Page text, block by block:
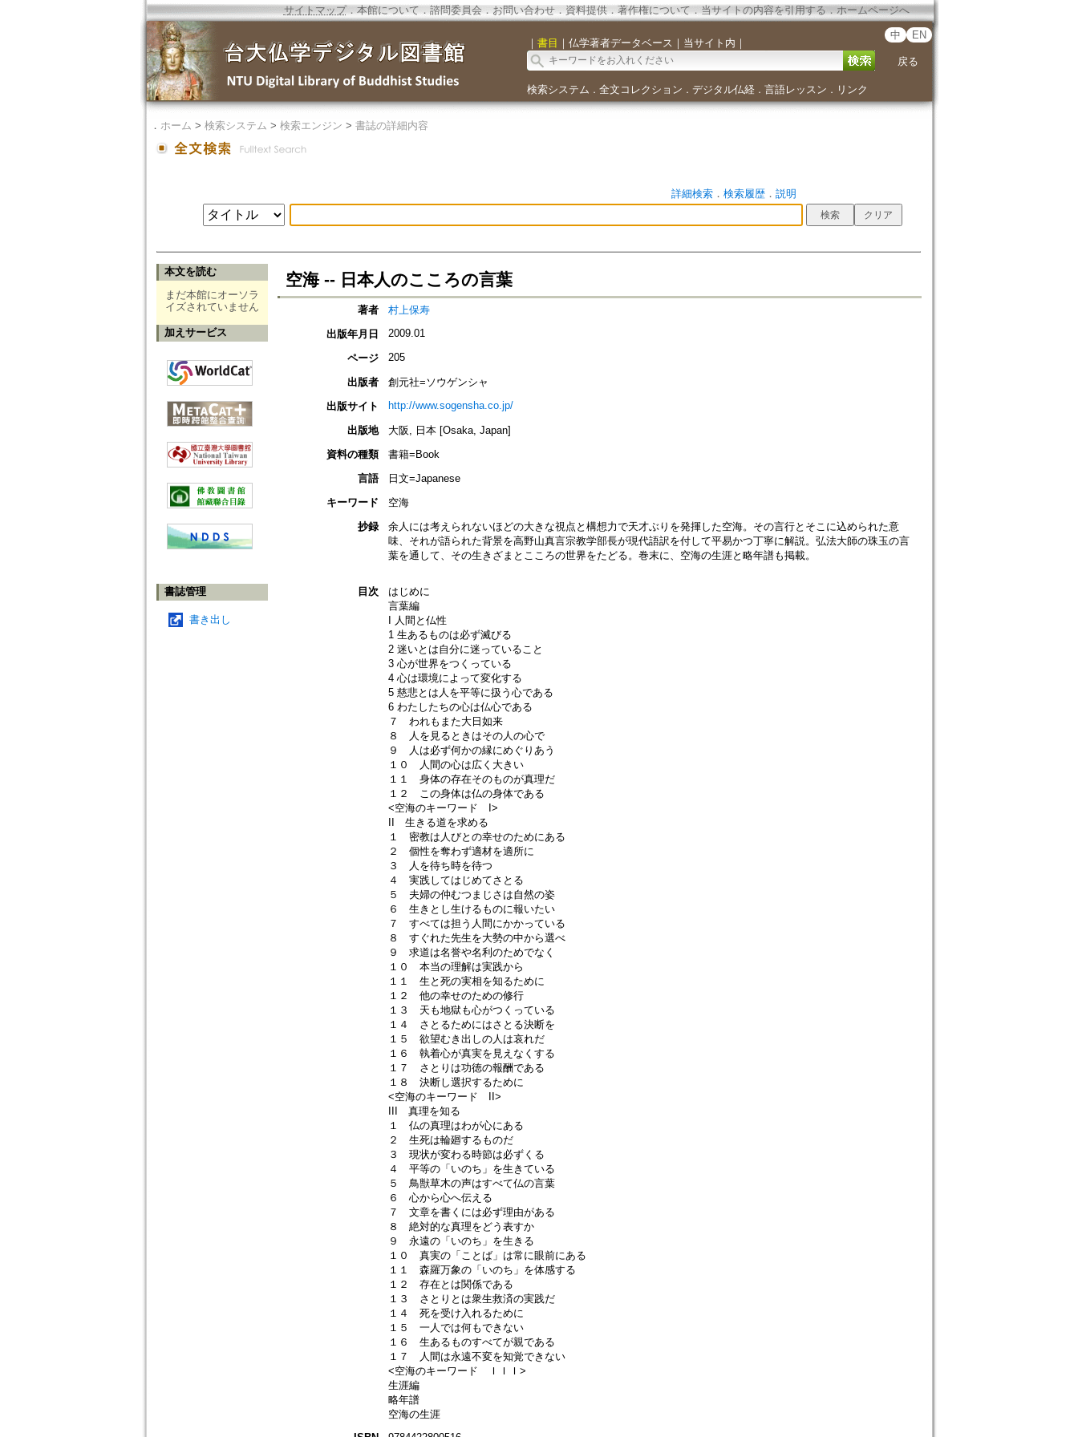
サイトマップ．本館について ． 諮問委員会． お問い合わせ． 資料提供． 著作権について．当サイトの内容を引用する ． ホームページへ
｜ 書目 ｜ 仏学著者データベース ｜ 当サイト内 ｜
中 EN
戻る
検索システム ． 全文コレクション ． デジタル仏経． 言語レッスン ． リンク
． ホーム > 検索システム > 検索エンジン > 書誌の詳細内容
詳細検索． 検索履歴． 説明
本文を読む
まだ本館にオーソラ
イズされていません
加えサービス
書誌管理
書き出し
空海 -- 日本人のこころの言葉
著者
村上保寿
出版年月日
2009.01
ページ 205
出版者
創元社=ソウゲンシャ
出版サイト
http://www.sogensha.co.jp/
出版地
大阪, 日本 [Osaka, Japan]
資料の種類
書籍=Book
言語
日文=Japanese
キーワード
空海
抄録
余人には考えられないほどの大きな視点と構想力で天才ぶりを発揮した空海。その言行とそこに込められた意
味、それが語られた背景を高野山真言宗教学部長が現代語訳を付して平易かつ丁寧に解説。弘法大師の珠玉の言
葉を通して、その生きざまとこころの世界をたどる。巻末に、空海の生涯と略年譜も掲載。
目次
はじめに
言葉編
I 人間と仏性
1 生あるものは必ず滅びる
2 迷いとは自分に迷っていること
3 心が世界をつくっている
4 心は環境によって変化する
5 慈悲とは人を平等に扱う心である
6 わたしたちの心は仏心である
７ われもまた大日如来
８ 人を見るときはその人の心で
９ 人は必ず何かの縁にめぐりあう
１０ 人間の心は広く大きい
１１ 身体の存在そのものが真理だ
１２ この身体は仏の身体である
<空海のキーワード I>
II 生きる道を求める
１ 密教は人びとの幸せのためにある
２ 個性を奪わず適材を適所に
３ 人を待ち時を待つ
４ 実践してはじめてさとる
５ 夫婦の仲むつまじさは自然の姿
６ 生きとし生けるものに報いたい
７ すべては担う人間にかかっている
８ すぐれた先生を大勢の中から選べ
９ 求道は名誉や名利のためでなく
１０ 本当の理解は実践から
１１ 生と死の実相を知るために
１２ 他の幸せのための修行
１３ 天も地獄も心がつくっている
１４ さとるためにはさとる決断を
１５ 欲望むき出しの人は哀れだ
１６ 執着心が真実を見えなくする
１７ さとりは功徳の報酬である
１８ 決断し選択するために
<空海のキーワード II>
III 真理を知る
１ 仏の真理はわが心にある
２ 生死は輪廻するものだ
３ 現状が変わる時節は必ずくる
４ 平等の「いのち」を生きている
５ 鳥獣草木の声はすべて仏の言葉
６ 心から心へ伝える
７ 文章を書くには必ず理由がある
８ 絶対的な真理をどう表すか
９ 永遠の「いのち」を生きる
１０ 真実の「ことば」は常に眼前にある
１１ 森羅万象の「いのち」を体感する
１２ 存在とは関係である
１３ さとりとは衆生救済の実践だ
１４ 死を受け入れるために
１５ 一人では何もできない
１６ 生あるものすべてが親である
１７ 人間は永遠不変を知覚できない
<空海のキーワード ＩＩＩ>
生涯編
略年譜
空海の生涯